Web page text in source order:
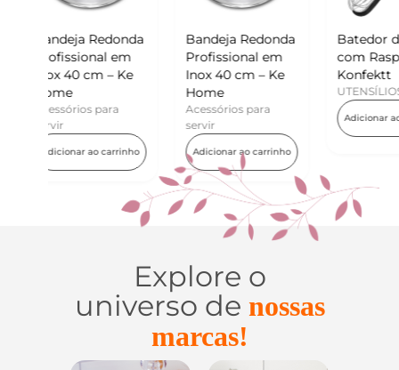
Bandeja Redonda
Profissional em
Inox 40 cm – Ke
Acessórios para
Adicionar ao carrinho
Batedor de Ovos
com Raspador –
Konfektt
Adicionar ao carrinho
Explore o
universo de nossas
marcas!